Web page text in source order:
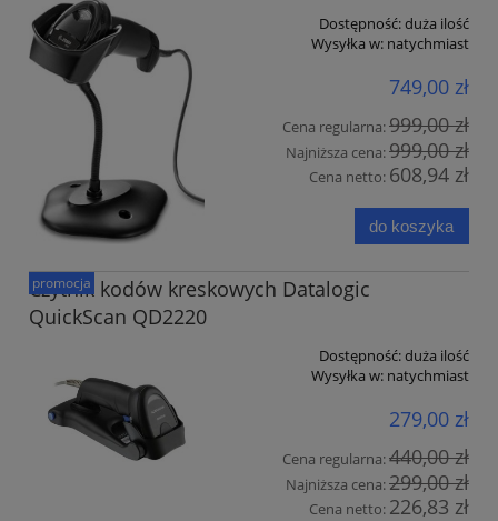
Dostępność:duża ilość
Wysyłka w: natychmiast
749,00 zł
Cena regularna:999,00 zł
Najniższa cena:999,00 zł
Cena netto: 608,94 zł
do koszyka
Czytnik kodów kreskowych Datalogic
QuickScan QD2220
Dostępność:duża ilość
Wysyłka w: natychmiast
279,00 zł
Cena regularna:440,00 zł
Najniższa cena:299,00 zł
Cena netto: 226,83 zł
promocja